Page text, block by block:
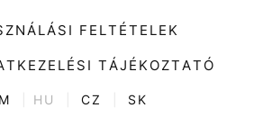
Divat
Kultúra
ENTR
FELTÉTELEK
TÁJÉKOZTATÓ
HU CZ SK